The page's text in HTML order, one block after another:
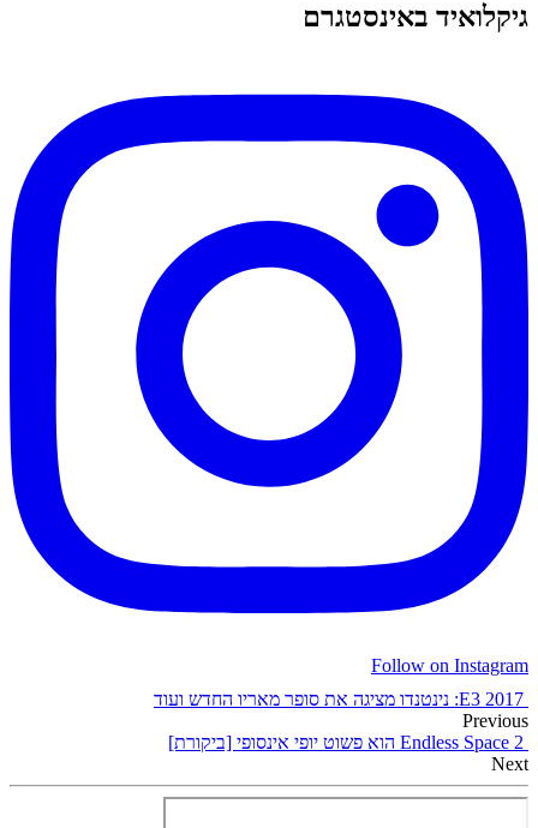
גיקלואיד באינסטגרם
Follow on Instagram
E3 2017: נינטנדו מציגה את סופר מאריו החדש ועוד
Previous
Endless Space 2 הוא פשוט יופי אינסופי [ביקורת]
Next